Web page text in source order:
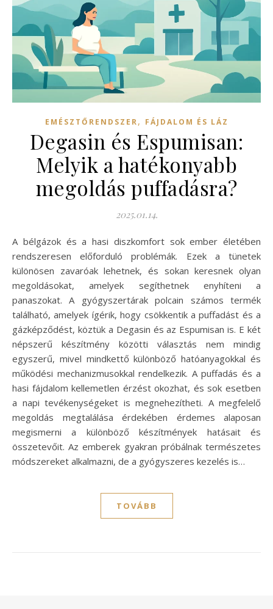
EMÉSZTŐRENDSZER, FÁJDALOM ÉS LÁZ
Degasin és Espumisan:
Melyik a hatékonyabb
megoldás puffadásra?
2025.01.14.
A bélgázok és a hasi diszkomfort sok ember életében
rendszeresen előforduló problémák. Ezek a tünetek
különösen zavaróak lehetnek, és sokan keresnek olyan
megoldásokat, amelyek segíthetnek enyhíteni a
panaszokat. A gyógyszertárak polcain számos termék
található, amelyek ígérik, hogy csökkentik a puffadást és a
gázképződést, köztük a Degasin és az Espumisan is. E két
népszerű készítmény közötti választás nem mindig
egyszerű, mivel mindkettő különböző hatóanyagokkal és
működési mechanizmusokkal rendelkezik. A puffadás és a
hasi fájdalom kellemetlen érzést okozhat, és sok esetben
a napi tevékenységeket is megnehezítheti. A megfelelő
megoldás megtalálása érdekében érdemes alaposan
megismerni a különböző készítmények hatásait és
összetevőit. Az emberek gyakran próbálnak természetes
módszereket alkalmazni, de a gyógyszeres kezelés is…
TOVÁBB